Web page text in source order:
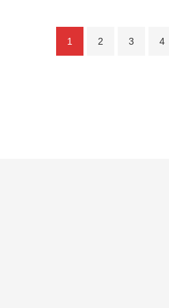
1 2 3 4